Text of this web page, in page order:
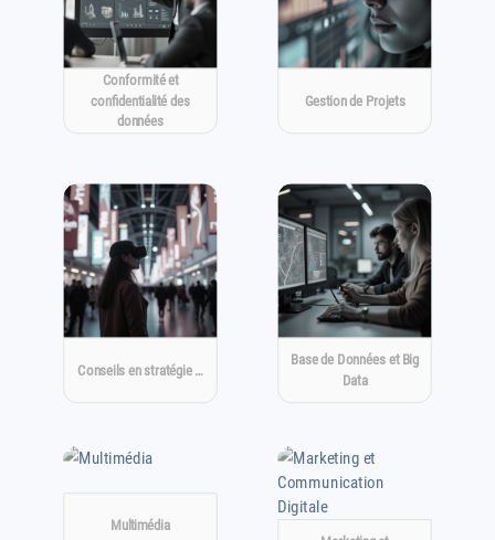
Conformité et
confidentialité des
données
Gestion de Projets
Conseils en stratégie …
Base de Données et Big
Data
Multimédia